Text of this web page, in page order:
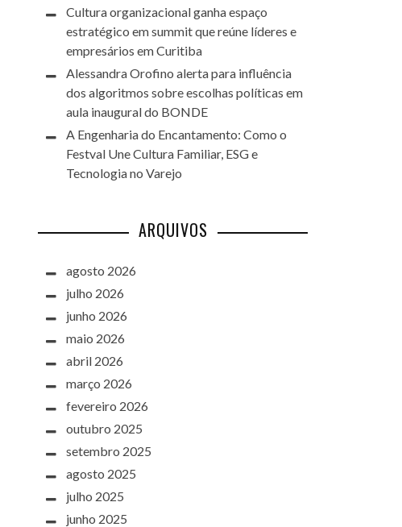
Cultura organizacional ganha espaço
estratégico em summit que reúne líderes e
empresários em Curitiba
Alessandra Orofino alerta para influência
dos algoritmos sobre escolhas políticas em
aula inaugural do BONDE
A Engenharia do Encantamento: Como o
Festval Une Cultura Familiar, ESG e
Tecnologia no Varejo
ARQUIVOS
agosto 2026
julho 2026
junho 2026
maio 2026
abril 2026
março 2026
fevereiro 2026
outubro 2025
setembro 2025
agosto 2025
julho 2025
junho 2025